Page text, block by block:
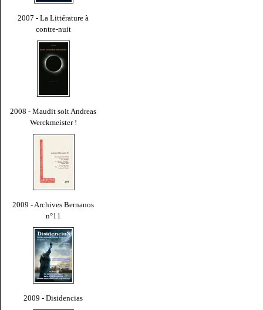
2007 - La Littérature à
contre-nuit
2008 - Maudit soit Andreas
Werckmeister !
2009 - Archives Bernanos
n°11
2009 - Disidencias